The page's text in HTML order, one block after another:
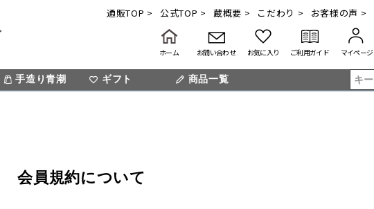
通販TOP > 公式TOP > 蔵概要 > こだわり > お客様の声 >
ホーム お問い合わせ お気に入り ご利用ガイド マイページ
手造り青潮 ギフト 商品一覧
会員規約について